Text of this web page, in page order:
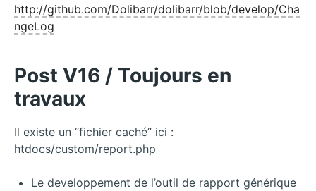
http://github.com/Dolibarr/dolibarr/blob/develop/Cha
ngeLog
Post V16 / Toujours en
travaux
Il existe un “fichier caché” ici :
htdocs/custom/report.php
Le developpement de l’outil de rapport générique